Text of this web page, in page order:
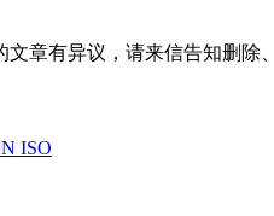
章有异议，请来信告知删除
ISO